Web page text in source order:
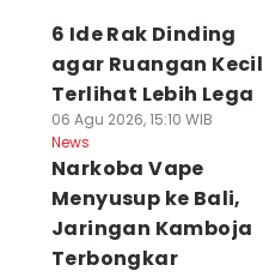
6 Ide Rak Dinding
agar Ruangan Kecil
Terlihat Lebih Lega
06 Agu 2026, 15:10 WIB
News
Narkoba Vape
Menyusup ke Bali,
Jaringan Kamboja
Terbongkar